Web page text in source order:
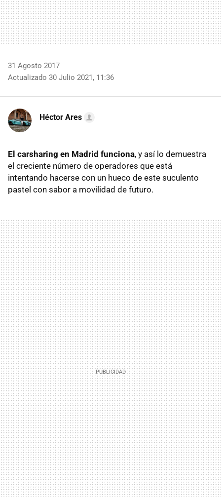
31 Agosto 2017
Actualizado 30 Julio 2021, 11:36
Héctor Ares
El carsharing en Madrid funciona, y así lo demuestra
el creciente número de operadores que está
intentando hacerse con un hueco de este suculento
pastel con sabor a movilidad de futuro.